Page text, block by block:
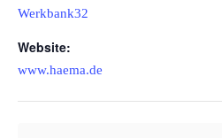
Werkbank32
Website:
www.haema.de